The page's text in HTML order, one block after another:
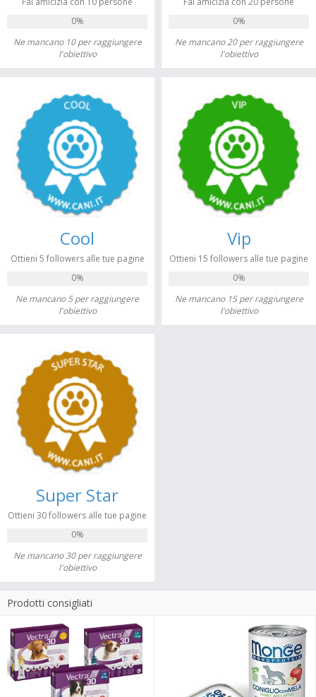
0%
Ne mancano 10 per raggiungere
l'obiettivo
0%
Ne mancano 20 per raggiungere
l'obiettivo
Cool
Ottieni 5 followers alle tue pagine
0%
Ne mancano 5 per raggiungere
l'obiettivo
Vip
Ottieni 15 followers alle tue pagine
0%
Ne mancano 15 per raggiungere
l'obiettivo
Super Star
Ottieni 30 followers alle tue pagine
0%
Ne mancano 30 per raggiungere
l'obiettivo
Prodotti consigliati